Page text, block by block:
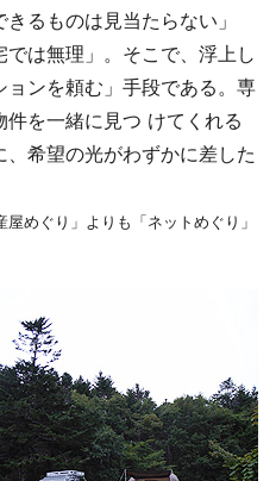
るものは見当たらない」
では無理」。そこで、浮上し
ンを頼む」手段である。専
を一緒に見つ けてくれる
希望の光がわずかに差した
めぐり」よりも「ネットめぐり」